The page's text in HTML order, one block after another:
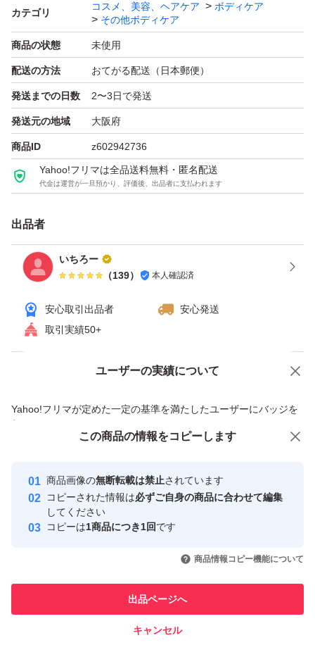
カテゴリ
コスメ、美容、ヘアケア
ボディケア
その他ボディケア
商品の状態 未使用
配送の方法 おてがる配送（日本郵便）
発送までの日数 2〜3日で発送
発送元の地域 大阪府
商品ID z602942736
Yahoo!フリマは全品送料無料・匿名配送
代金は運営が一旦預かり、評価後、出品者に支払われます
出品者
いちろー
（139） 本人確認済
安心取引出品者
安心発送
取引実績50+
ユーザーの実績について
Yahoo!フリマが定めた一定の基準を満たしたユーザーにバッジを
付与しています
安心取引出品者
心・安全なユーザーです
取引実績
引を完了させた実績があります
での取引実績があります
価格の相談 商品への質問
この商品の情報をコピーします
商品画像の無断転載は禁止されています
コピーされた情報は必ずご自身の商品に合わせて編集
してください
コピーは1商品につき1回です
商品情報コピー機能について
出品ページへ
キャンセル
この商品をみている人にオススメ